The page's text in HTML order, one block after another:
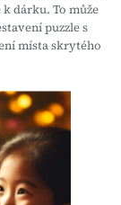
k dárku. To může
puzzle s
místa skrytého